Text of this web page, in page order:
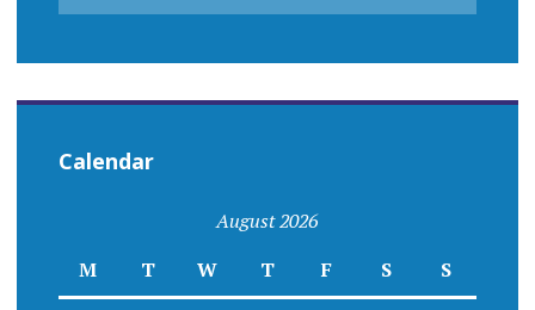
Calendar
August 2026
M
T W T F S S